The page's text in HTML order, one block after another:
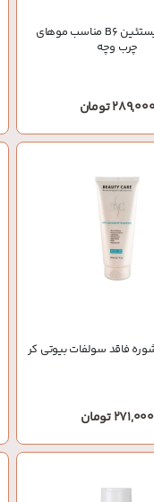
شامپو سیستئین B6 مناسب موهای
چرب وچه
289,000 تومان
فاقد سولفات بیوتی کر
271,000 تومان